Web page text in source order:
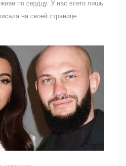
по сердцу. У нас всего лишь
на своей странице